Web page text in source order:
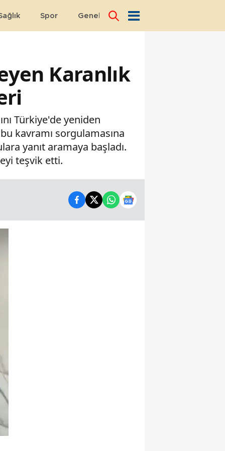
Spor Genel Dünya
Karanlık
Türkiye'de yeniden
kavramı sorgulamasına
yanıt aramaya başladı.
teşvik etti.